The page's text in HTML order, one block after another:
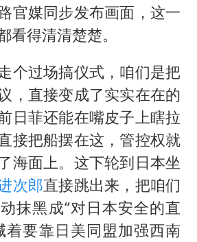
官媒同步发布画面，这一
看得清清楚楚。
个过场搞仪式，咱们是把
，直接变成了实实在在的
日菲还能在嘴皮子上瞎拉
接把船摆在这，管控权就
海面上。这下轮到日本坐
次郎直接跳出来，把咱们
抹黑成“对日本安全的直
着要靠日美同盟加强西南